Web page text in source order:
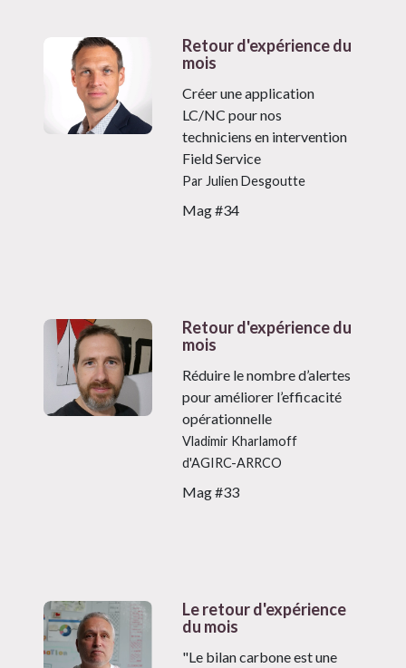
Retour d'expérience du
mois
Créer une application
LC/NC pour nos
techniciens en intervention
Field Service
Par Julien Desgoutte
Mag #34
Retour d'expérience du
mois
Réduire le nombre d’alertes
pour améliorer l’efficacité
opérationnelle
Vladimir Kharlamoff
d'AGIRC-ARRCO
Mag #33
Le retour d'expérience
du mois
"Le bilan carbone est une